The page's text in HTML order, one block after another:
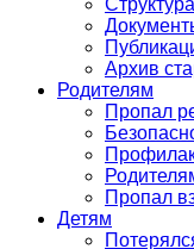
Структура
Архив
Родителям
Пропал
Пропал
Детям